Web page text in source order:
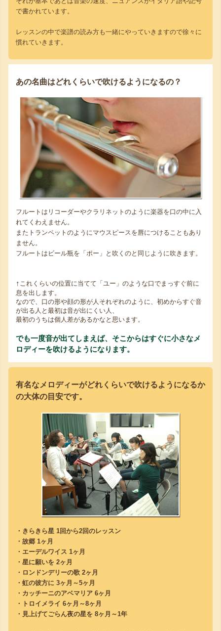
で書かれています。
レッスンの中で楽譜の読み方も一緒にやっていきますので徐々に
慣れていきます。
あの名曲はどれくらいで吹けるようになるの？
フルートはリコーダーやクラリネットのように楽器を口の中に入
れてくわえません。
またトランペットのようにマウスピースを唇につけることもあり
ません。
フルートはビール瓶を「ポー」と吹くのと同じように吹きます。
↑ これくらいの位置に当てて「ユー」のような口でまっすぐ前に
息を出します。
なので、口の形や顔の形が人それぞれのように、初めからすぐ音
が出る人と最初は音が出にくい人、
最初のうちは個人差があるかなと思います。
でも一度音が出てしまえば、そこからはすぐに小さなメ
ロディーを吹けるようになります。
有名なメロディーがどれくらいで吹けるようになるか
の大体の目安です。
・きらきら星 1回から2回のレッスン
・故郷 1ヶ月
・エーデルワイス 1ヶ月
・星に願いを 2ヶ月
・ロンドンデリーの歌 2ヶ月
・虹の彼方に 3ヶ月～5ヶ月
・カッチーニのアベマリア 6ヶ月
・トロイメライ 6ヶ月～8ヶ月
・見上げてごらん夜の星を 8ヶ月～1年